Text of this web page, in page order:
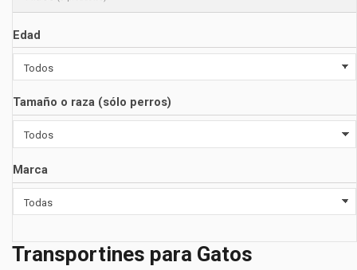
Transportines para Gatos
Edad
Tamaño o raza (sólo perros)
Marca